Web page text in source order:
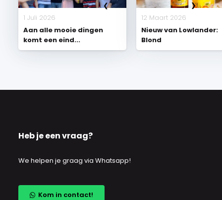
1 Juli 2026
Aan alle mooie dingen
komt een eind...
12 Maart 2026
Nieuw van Lowlander:
Blond
Heb je een vraag?
We helpen je graag via Whatsapp!
Kom in contact!